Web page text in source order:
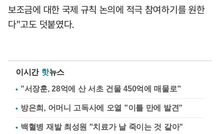
보조금에 대한 국제 규칙 논의에 적극 참여하기를 원한
다"고도 덧붙였다.
이시간 핫뉴스
"서장훈, 28억에 산 서초 건물 450억에 매물로"
방은희, 어머니 고독사에 오열 "이틀 만에 발견"
백혈병 재발 최성원 "치료가 날 죽이는 것 같아"